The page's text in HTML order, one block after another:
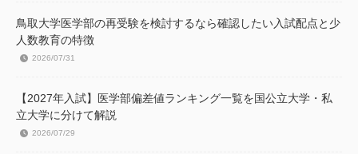
鳥取大学医学部の再受験を検討するなら確認したい入試配点と少
人数教育の特徴
2026/07/31
【2027年入試】医学部偏差値ランキング一覧を国公立大学・私
立大学に分けて解説
2026/07/29